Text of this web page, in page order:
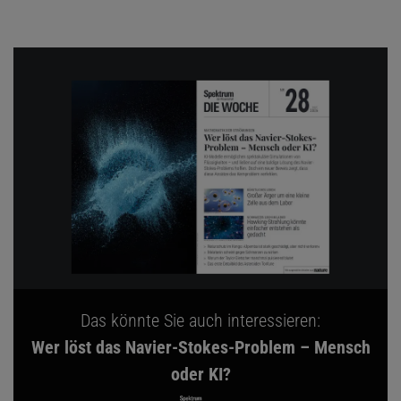
Das könnte Sie auch interessieren:
Wer löst das Navier-Stokes-Problem – Mensch
oder KI?